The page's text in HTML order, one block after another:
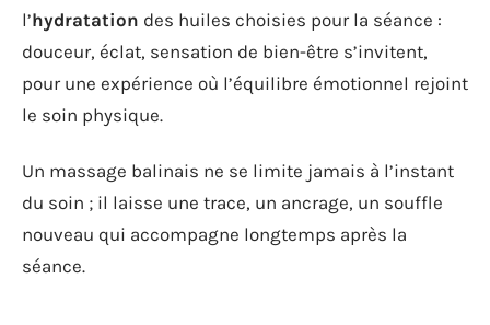
l’hydratation des huiles choisies pour la séance :
douceur, éclat, sensation de bien-être s’invitent,
pour une expérience où l’équilibre émotionnel rejoint
le soin physique.
Un massage balinais ne se limite jamais à l’instant
du soin ; il laisse une trace, un ancrage, un souffle
nouveau qui accompagne longtemps après la
séance.